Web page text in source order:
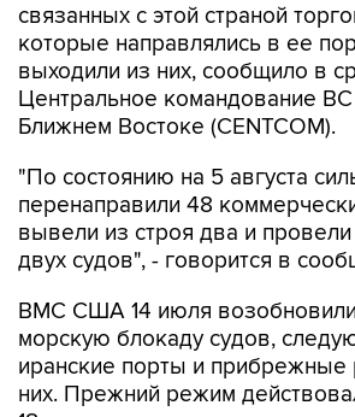
связанных с этой страной
которые направлялись в ее
выходили из них, сообщило в
Центральное командование
Ближнем Востоке (CENTCOM).
"По состоянию на 5 августа
перенаправили 48
вывели из строя два и
двух судов", - говорится в
ВМС США 14 июля
морскую блокаду судов,
иранские порты и прибрежные
них. Прежний режим